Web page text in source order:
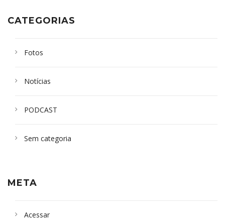
CATEGORIAS
Fotos
Notícias
PODCAST
Sem categoria
META
Acessar